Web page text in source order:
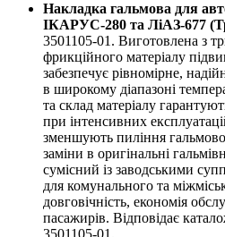
Накладка гальмова для
ІКАРУС-280 та ЛіАЗ-677
3501105-01. Виготовлена з
фрикційного матеріалу
забезпечує рівномірне,
в широкому діапазоні
та склад матеріалу
при інтенсивних
зменшують пиління
заміни в оригінальні
сумісний із заводськими
для комунального та
довговічність, економія
пасажирів. Відповідає